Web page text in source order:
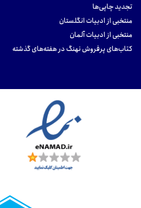
تجدید چاپی‌ها
منتخبی از ادبیات انگلستان
منتخبی از ادبیات آلمان
کتاب‌های پرفروش نهنگ در هفته‌های گذشته